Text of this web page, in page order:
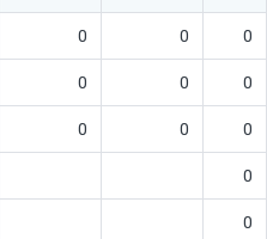
0 0 0
0 0 0
0 0 0
0
0